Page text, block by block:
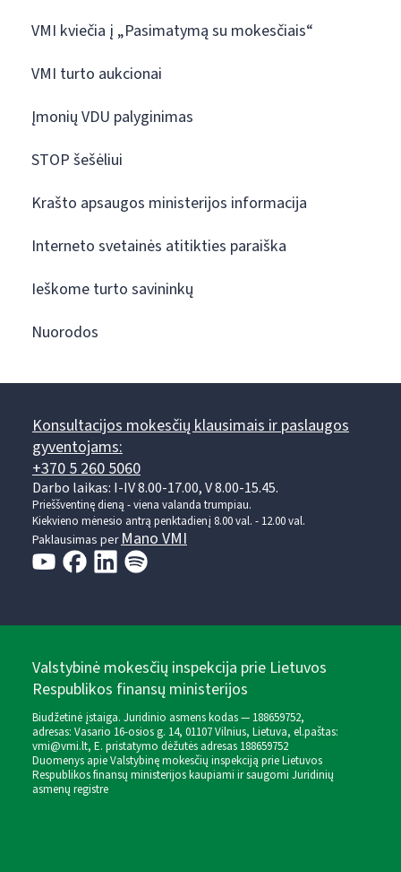
VMI kviečia į „Pasimatymą su mokesčiais“
VMI turto aukcionai
Įmonių VDU palyginimas
STOP šešėliui
Krašto apsaugos ministerijos informacija
Interneto svetainės atitikties paraiška
Ieškome turto savininkų
Nuorodos
Konsultacijos mokesčių klausimais ir paslaugos
gyventojams:
+370 5 260 5060
Darbo laikas: I-IV 8.00-17.00, V 8.00-15.45.
Prieššventinę dieną - viena valanda trumpiau.
Kiekvieno mėnesio antrą penktadienį 8.00 val. - 12.00 val.
Paklausimas perMano VMI
Valstybinė mokesčių inspekcija prie Lietuvos
Respublikos finansų ministerijos
Biudžetinė įstaiga. Juridinio asmens kodas — 188659752,
adresas: Vasario 16-osios g. 14, 01107 Vilnius, Lietuva, el.paštas:
vmi@vmi.lt, E. pristatymo dėžutės adresas 188659752
Duomenys apie Valstybinę mokesčių inspekciją prie Lietuvos
Respublikos finansų ministerijos kaupiami ir saugomi Juridinių
asmenų registre